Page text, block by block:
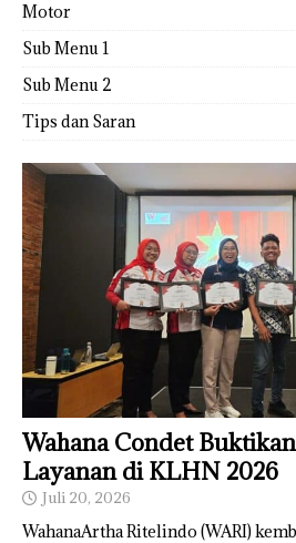
Motor
Sub Menu 1
Sub Menu 2
Tips dan Saran
Wahana Condet
Layanan di KLHN 2026
Juli 20, 2026
WahanaArtha Ritelindo (WARI)